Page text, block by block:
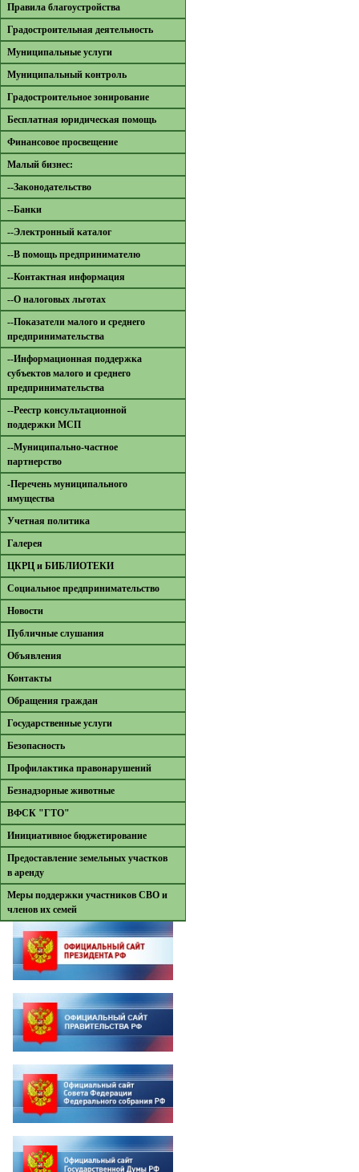
Правила благоустройства
Градостроительная деятельность
Муниципальные услуги
Муниципальный контроль
Градостроительное зонирование
Бесплатная юридическая помощь
Финансовое просвещение
Малый бизнес:
--Законодательство
--Банки
--Электронный каталог
--В помощь предпринимателю
--Контактная информация
--О налоговых льготах
--Показатели малого и среднего
предпринимательства
--Информационная поддержка
субъектов малого и среднего
предпринимательства
--Реестр консультационной
поддержки МСП
--Муниципально-частное
партнерство
-Перечень муниципального
имущества
Учетная политика
Галерея
ЦКРЦ и БИБЛИОТЕКИ
Социальное предпринимательство
Новости
Публичные слушания
Объявления
Контакты
Обращения граждан
Государственные услуги
Безопасность
Профилактика правонарушений
Безнадзорные животные
ВФСК "ГТО"
Инициативное бюджетирование
Предоставление земельных участков
в аренду
Меры поддержки участников СВО и
членов их семей